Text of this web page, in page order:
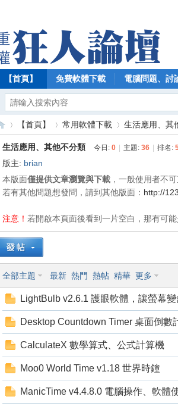
【首頁】 免費軟體下載 電腦問題、討
【»
【首頁】
›
常用軟體下載 生活應用、其
生活應用、其他不分類 今日: 0 主題: 36 排名:
版主: brian
本版面僅提供文章瀏覽與下載 ，一般使用者不
若有其他問題想發問，請到其他版面： http://
注意！ 若開啟本頁面後看到一片空白，那有可
全部主題 最新 熱門 熱帖 精華 更多
LightBulb v2.6.1 護眼軟體，讓螢幕變
Desktop Countdown Timer 桌面倒數
CalculateX 數學算式、公式計算機
Moo0 World Time v1.18 世界時鐘
ManicTime v4.4.8.0 電腦操作、軟體